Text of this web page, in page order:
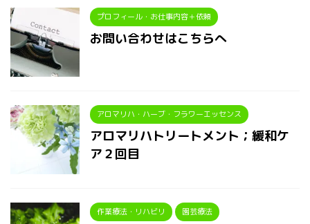
プロフィール・お仕事内容＋依頼
お問い合わせはこちらへ
アロマリハ・ハーブ・フラワーエッセンス
アロマリハトリートメント；緩和ケ
ア２回目
作業療法・リハビリ 園芸療法